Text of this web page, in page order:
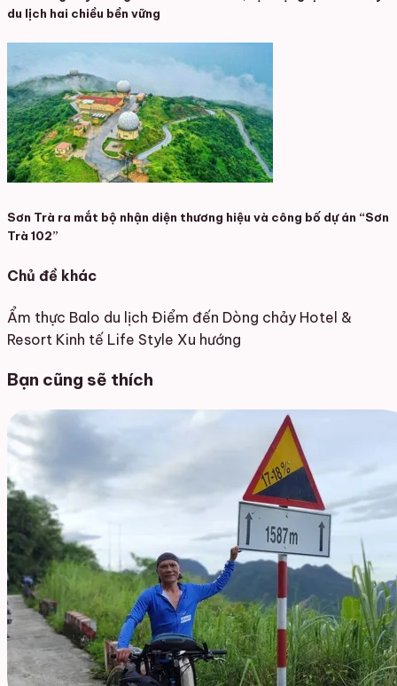
du lịch hai chiều bền vững
Sơn Trà ra mắt bộ nhận diện thương hiệu và công bố dự án “Sơn
Trà 102”
Chủ đề khác
Ẩm thực Balo du lịch Điểm đến Dòng chảy Hotel &
Resort Kinh tế Life Style Xu hướng
Bạn cũng sẽ thích